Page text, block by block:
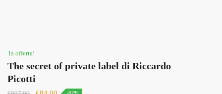
In offerta!
The secret of private label di Riccardo
Picotti